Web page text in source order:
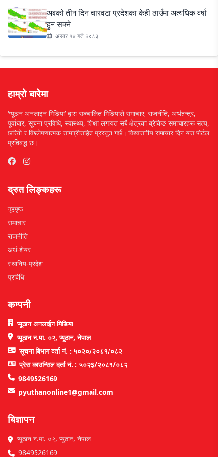
अबको तीन दिन चारवटा प्रदेशका केही ठाउँमा अत्यधिक वर्षा
हुन सक्ने
असार १४ गते २०८३
हाम्रो बारेमा
‘प्यूठान अनलाइन मिडिया’ द्वारा सञ्चालित मिडियाले समाचार, राजनीति, अर्थतन्त्र,
पूर्वाधार, सूचना प्रविधि, स्वास्थ्य, शिक्षा लगायत सबै क्षेत्रका ब्रेकिङ समाचारहरू सत्य,
छरितो र विश्लेषणात्मक सामग्रीसहित प्रस्तुत गर्छ। विश्वसनीय समाचार दिन यस पोर्टल
प्रतिबद्ध छ।
द्रुत लिङ्कहरू
गृहपृष्ठ
समाचार
राजनीति
अर्थ-शेयर
स्थानिय-प्रदेश
प्रविधि
कम्पनी
प्यूठान अनलाईन मिडिया
प्यूठान न.पा. ०२, प्यूठान, नेपाल
सूचना बिभाग दर्ता नं. : ५०२०/२०८१/०८२
प्रेस काउन्सिल दर्ता नं. : ५०२३/२०८१/०८२
9849526169
pyuthanonline1@gmail.com
बिज्ञापन
प्यूठान न.पा. ०२, प्युठान, नेपाल
9849526169